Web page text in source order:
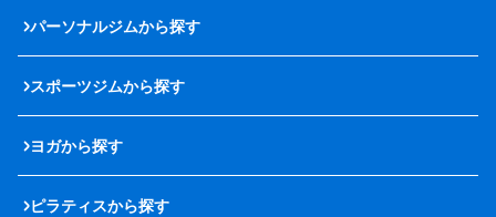
パーソナルジムから探す
スポーツジムから探す
ヨガから探す
ピラティスから探す